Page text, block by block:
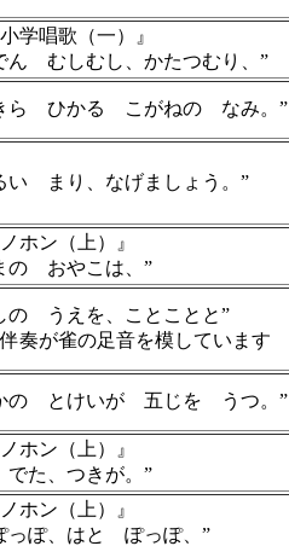
小学唱歌（一）』
ん むしむし、かたつむり、”
ら ひかる こがねの なみ。”
い まり、なげましょう。”
ホン（上）』
の おやこは、”
の うえを、ことことと”
奏が雀の足音を模しています
の とけいが 五じを うつ。”
ホン（上）』
でた、つきが。”
ホン（上）』
っぽ、はと ぽっぽ、”